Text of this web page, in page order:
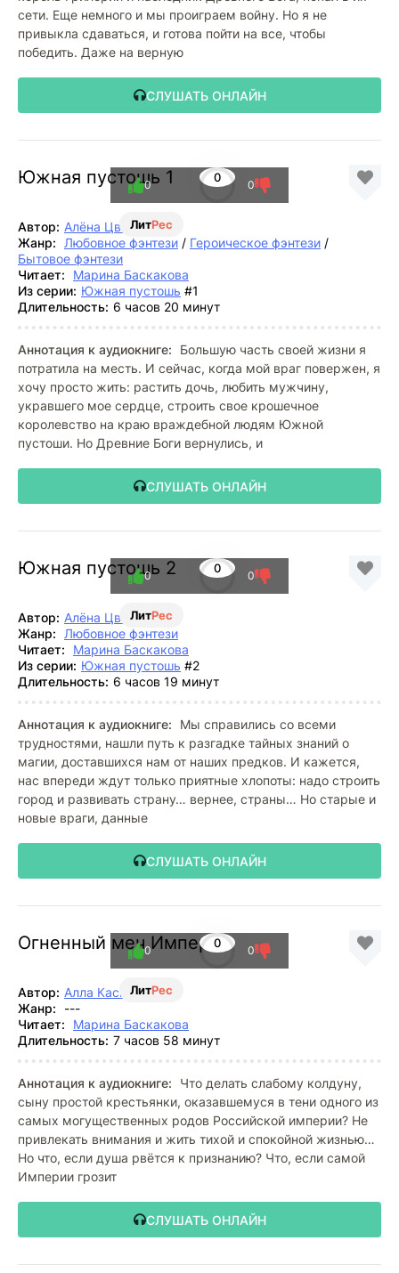
сети. Еще немного и мы проиграем войну. Но я не
привыкла сдаваться, и готова пойти на все, чтобы
победить. Даже на верную
СЛУШАТЬ ОНЛАЙН
Южная пустошь 1
ЛитРес
0
0 0
Автор: Алёна Цветкова
Жанр:
Любовное фэнтези / Героическое фэнтези /
Бытовое фэнтези
Читает:
Марина Баскакова
Из серии: Южная пустошь #1
Длительность: 6 часов 20 минут
Аннотация к аудиокниге:
Большую часть своей жизни я
потратила на месть. И сейчас, когда мой враг повержен, я
хочу просто жить: растить дочь, любить мужчину,
укравшего мое сердце, строить свое крошечное
королевство на краю враждебной людям Южной
пустоши. Но Древние Боги вернулись, и
СЛУШАТЬ ОНЛАЙН
Южная пустошь 2
ЛитРес
0
0 0
Автор: Алёна Цветкова
Жанр:
Любовное фэнтези
Читает:
Марина Баскакова
Из серии: Южная пустошь #2
Длительность: 6 часов 19 минут
Аннотация к аудиокниге:
Мы справились со всеми
трудностями, нашли путь к разгадке тайных знаний о
магии, доставшихся нам от наших предков. И кажется,
нас впереди ждут только приятные хлопоты: надо строить
город и развивать страну… вернее, страны… Но старые и
новые враги, данные
СЛУШАТЬ ОНЛАЙН
Огненный меч Империи
ЛитРес
0
0 0
Автор: Алла Касперович
Жанр:
---
Читает:
Марина Баскакова
Длительность: 7 часов 58 минут
Аннотация к аудиокниге:
Что делать слабому колдуну,
сыну простой крестьянки, оказавшемуся в тени одного из
самых могущественных родов Российской империи? Не
привлекать внимания и жить тихой и спокойной жизнью…
Но что, если душа рвётся к признанию? Что, если самой
Империи грозит
СЛУШАТЬ ОНЛАЙН